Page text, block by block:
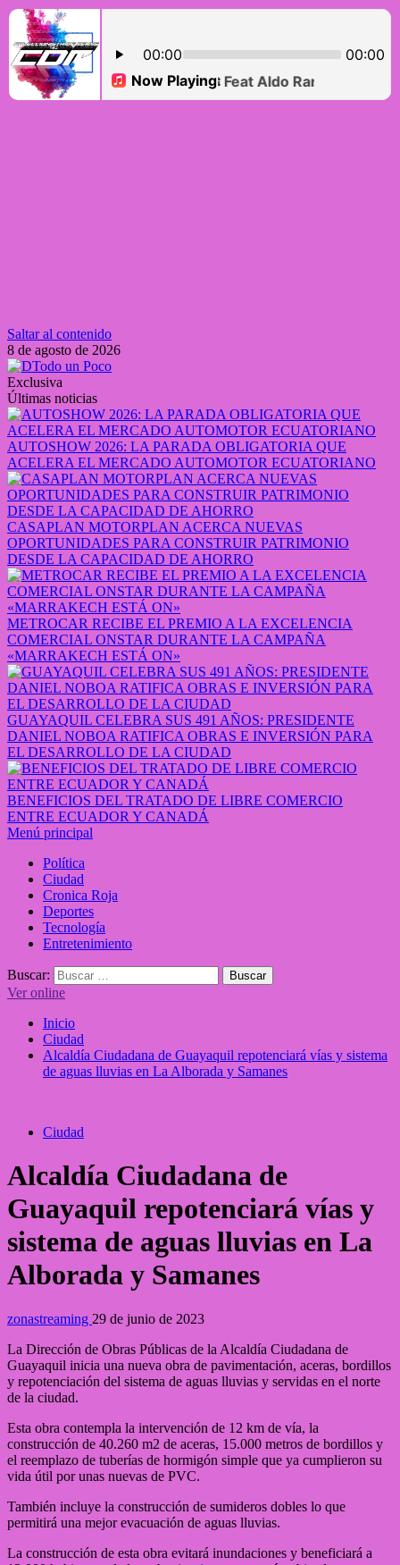
Saltar al contenido
8 de agosto de 2026
Exclusiva
Últimas noticias
AUTOSHOW 2026: LA PARADA OBLIGATORIA QUE
ACELERA EL MERCADO AUTOMOTOR ECUATORIANO
CASAPLAN MOTORPLAN ACERCA NUEVAS
OPORTUNIDADES PARA CONSTRUIR PATRIMONIO
DESDE LA CAPACIDAD DE AHORRO
METROCAR RECIBE EL PREMIO A LA EXCELENCIA
COMERCIAL ONSTAR DURANTE LA CAMPAÑA
«MARRAKECH ESTÁ ON»
GUAYAQUIL CELEBRA SUS 491 AÑOS: PRESIDENTE
DANIEL NOBOA RATIFICA OBRAS E INVERSIÓN PARA
EL DESARROLLO DE LA CIUDAD
BENEFICIOS DEL TRATADO DE LIBRE COMERCIO
ENTRE ECUADOR Y CANADÁ
Menú principal
Política
Ciudad
Cronica Roja
Deportes
Tecnología
Entretenimiento
Buscar:
Ver online
Inicio
Ciudad
Alcaldía Ciudadana de Guayaquil repotenciará vías y sistema
de aguas lluvias en La Alborada y Samanes
Ciudad
Alcaldía Ciudadana de
Guayaquil repotenciará vías y
sistema de aguas lluvias en La
Alborada y Samanes
zonastreaming 29 de junio de 2023
La Dirección de Obras Públicas de la Alcaldía Ciudadana de
Guayaquil inicia una nueva obra de pavimentación, aceras, bordillos
y repotenciación del sistema de aguas lluvias y servidas en el norte
de la ciudad.
Esta obra contempla la intervención de 12 km de vía, la
construcción de 40.260 m2 de aceras, 15.000 metros de bordillos y
el reemplazo de tuberías de hormigón simple que ya cumplieron su
vida útil por unas nuevas de PVC.
También incluye la construcción de sumideros dobles lo que
permitirá una mejor evacuación de aguas lluvias.
La construcción de esta obra evitará inundaciones y beneficiará a